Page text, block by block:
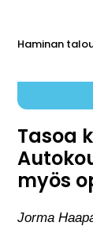
Haminan
Tasoa
myös
Jorma